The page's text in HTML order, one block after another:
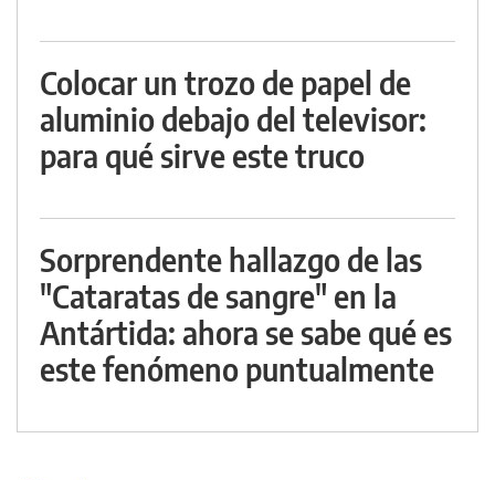
Colocar un trozo de papel de
aluminio debajo del televisor:
para qué sirve este truco
Sorprendente hallazgo de las
"Cataratas de sangre" en la
Antártida: ahora se sabe qué es
este fenómeno puntualmente